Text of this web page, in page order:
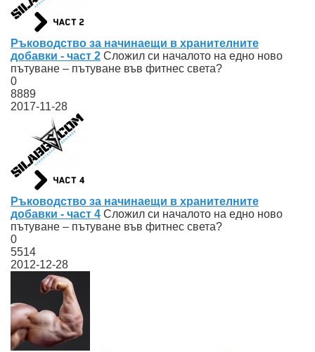
Ръководство за начинаещи в хранителните
добавки - част 2 Сложил си началото на едно ново
пътуване – пътуване във фитнес света?
0
8889
2017-11-28
Ръководство за начинаещи в хранителните
добавки - част 4 Сложил си началото на едно ново
пътуване – пътуване във фитнес света?
0
5514
2012-12-28